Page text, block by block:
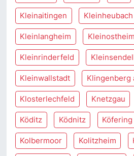
Kleinaitingen Kleinheubach
Kleinlangheim Kleinostheim
Kleinrinderfeld
Kleinwallstadt Klingenberg
Klosterlechfeld Knetzgau
Köditz Ködnitz Köfering
Kolbermoor Kolitzheim